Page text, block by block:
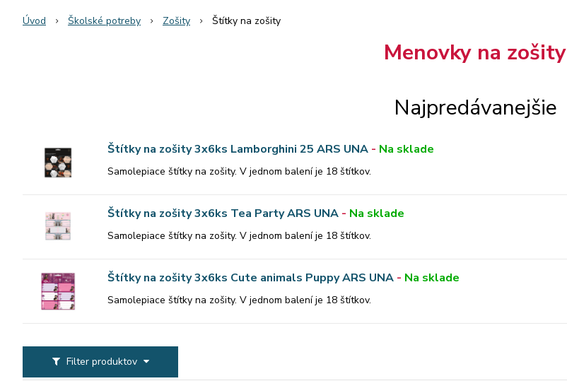
Úvod Školské potreby Zošity Štítky na zošity
Menovky na zošity
Najpredávanejšie
Štítky na zošity 3x6ks Lamborghini 25 ARS UNA - Na sklade
Samolepiace štítky na zošity. V jednom balení je 18 štítkov.
Štítky na zošity 3x6ks Tea Party ARS UNA - Na sklade
Samolepiace štítky na zošity. V jednom balení je 18 štítkov.
Štítky na zošity 3x6ks Cute animals Puppy ARS UNA - Na sklade
Samolepiace štítky na zošity. V jednom balení je 18 štítkov.
Filter produktov